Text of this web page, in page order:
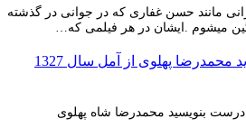
مانند حسن غفاری که در جوانی در گذشته
میشوم .ایشان در هر فیلمی که…
بازدید محمدرضا پهلوی از آمل سال 1327
بنویسید محمدرضا شاه پهلوی